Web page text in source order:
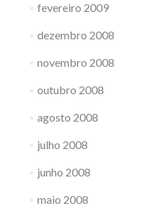
fevereiro 2009
dezembro 2008
novembro 2008
outubro 2008
agosto 2008
julho 2008
junho 2008
maio 2008